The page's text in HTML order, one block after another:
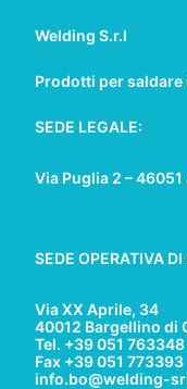
Welding S.r.l
Prodotti per saldare
SEDE LEGALE:
Via Puglia 2 –
SEDE OPERATIVA
Via XX Aprile, 34
40012 Bargellino di
Tel. +39 051 763348
Fax +39 051 773393
info.bo@welding-